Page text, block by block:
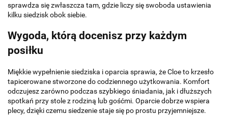
sprawdza się zwłaszcza tam, gdzie liczy się swoboda ustawienia
kilku siedzisk obok siebie.
Wygoda, którą docenisz przy każdym
posiłku
Miękkie wypełnienie siedziska i oparcia sprawia, że Cloe to krzesło
tapicerowane stworzone do codziennego użytkowania. Komfort
odczujesz zarówno podczas szybkiego śniadania, jak i dłuższych
spotkań przy stole z rodziną lub gośćmi. Oparcie dobrze wspiera
plecy, dzięki czemu siedzenie staje się po prostu przyjemniejsze.